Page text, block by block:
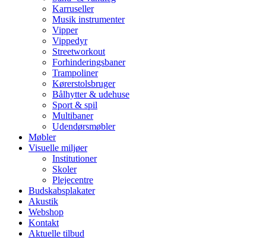
Karruseller
Musik instrumenter
Vipper
Vippedyr
Streetworkout
Forhinderingsbaner
Trampoliner
Kørerstolsbruger
Bålhytter & udehuse
Sport & spil
Multibaner
Udendørsmøbler
Møbler
Visuelle miljøer
Institutioner
Skoler
Plejecentre
Budskabsplakater
Akustik
Webshop
Kontakt
Aktuelle tilbud